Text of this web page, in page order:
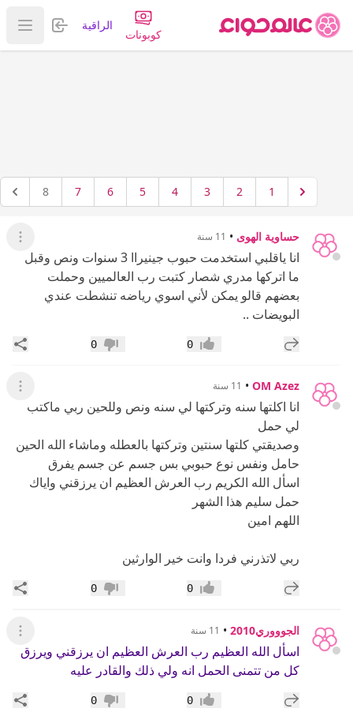
كوبونات
الراقية تسجيل
عرض
1
2
3
4
5
6
7
8
حساوية الهوى • 11 سنة عرض
انا ياقلبي استخدمت حبوب جينيراا 3 سنوات ونص وقبل
ما اتركها مدري شصار كتبت رب العالميين وحملت
بعضهم قالو يمكن لأني اسوي رياضه تنشطت عندي
البويضات ..
إضافة رد جديد إعجاب0 عدم إعجاب
0
OM Azez
• 11 سنة عرض
انا اكلتها سنه وتركتها لي سنه ونص وللحين ربي ماكتب
لي حمل
وصديقتي كلتها سنتين وتركتها بالعطله وماشاء الله الحين
حامل ونفس نوع حبوبي بس جسم عن جسم يفرق
اسأل الله الكريم رب العرش العظيم ان يرزقني واياك
حمل سليم هذا الشهر
اللهم امين
ربي لاتذرني فردا وانت خير الوارثين
إضافة رد جديد إعجاب0 عدم إعجاب
0
الجوووري2010 • 11 سنة عرض
اسأل الله العظيم رب العرش العظيم ان يرزقني ويرزق
كل من تتمنى الحمل انه ولي ذلك والقادر عليه
إضافة رد جديد إعجاب0 عدم إعجاب
0